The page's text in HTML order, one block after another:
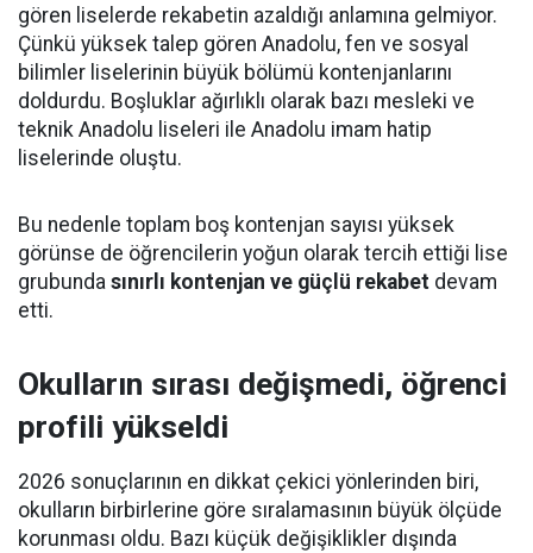
gören liselerde rekabetin azaldığı anlamına gelmiyor.
Çünkü yüksek talep gören Anadolu, fen ve sosyal
bilimler liselerinin büyük bölümü kontenjanlarını
doldurdu. Boşluklar ağırlıklı olarak bazı mesleki ve
teknik Anadolu liseleri ile Anadolu imam hatip
liselerinde oluştu.
Bu nedenle toplam boş kontenjan sayısı yüksek
görünse de öğrencilerin yoğun olarak tercih ettiği lise
grubunda sınırlı kontenjan ve güçlü rekabet devam
etti.
Okulların sırası değişmedi, öğrenci
profili yükseldi
2026 sonuçlarının en dikkat çekici yönlerinden biri,
okulların birbirlerine göre sıralamasının büyük ölçüde
korunması oldu. Bazı küçük değişiklikler dışında